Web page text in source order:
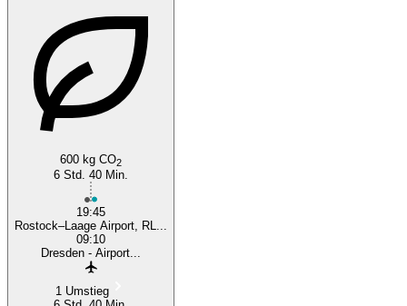
600 kg CO2
6 Std. 40 Min.
19:45
Rostock–Laage Airport, RL...
09:10
Dresden - Airport...
1 Umstieg